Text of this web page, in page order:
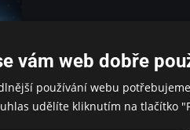
prášek proti
vynalézt
třeba jako
hadičky do
dva. Mohl by
mají zájem i
a Trym.
vám web dobře
používání webu
udělíte kliknutím na tlačítko